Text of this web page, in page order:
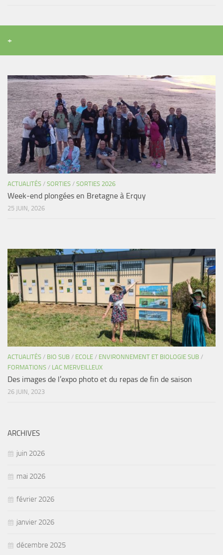
+
ACTUALITÉS / SORTIES / SORTIES 2026
Week-end plongées en Bretagne à Erquy
25 JUIN, 2026
ACTUALITÉS / BIO SUB / ECOLE / ENVIRONNEMENT ET BIOLOGIE SUB /
FORMATIONS / LAC MERVEILLEUX
Des images de l’expo photo et du repas de fin de saison
26 JUIN, 2023
ARCHIVES
juin 2026
mai 2026
février 2026
janvier 2026
décembre 2025